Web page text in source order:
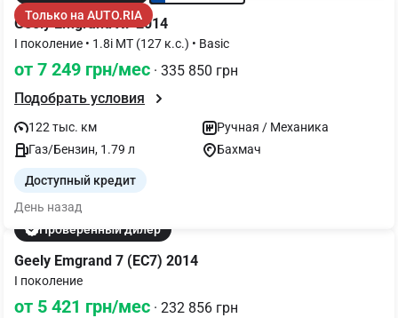
Только на AUTO.RIA
Geely Emgrand X7 2014
I поколение • 1.8i MT (127 к.с.) • Basic
от 7 249 грн/мес · 335 850 грн
Подобрать условия
122 тыс. км
Ручная / Механика
Газ/Бензин, 1.79 л
Бахмач
Доступный кредит
День назад
Проверенный дилер
Geely Emgrand 7 (EC7) 2014
I поколение
от 5 421 грн/мес · 232 856 грн